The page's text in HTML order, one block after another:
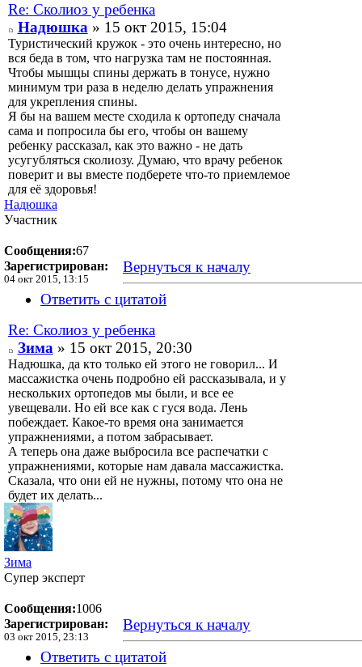
Re: Сколиоз у ребенка
Надюшка» 15 окт 2015, 15:04
Туристический кружок - это очень интересно, но
вся беда в том, что нагрузка там не постоянная.
Чтобы мышцы спины держать в тонусе, нужно
минимум три раза в неделю делать упражнения
для укрепления спины.
Я бы на вашем месте сходила к ортопеду сначала
сама и попросила бы его, чтобы он вашему
ребенку рассказал, как это важно - не дать
усугубляться сколиозу. Думаю, что врачу ребенок
поверит и вы вместе подберете что-то приемлемое
для её здоровья!
Надюшка
Участник
Сообщения:67
Зарегистрирован:
04 окт 2015, 13:15
Вернуться к началу
Ответить с цитатой
Re: Сколиоз у ребенка
Зима» 15 окт 2015, 20:30
Надюшка, да кто только ей этого не говорил... И
массажистка очень подробно ей рассказывала, и у
нескольких ортопедов мы были, и все ее
увещевали. Но ей все как с гуся вода. Лень
побеждает. Какое-то время она занимается
упражнениями, а потом забрасывает.
А теперь она даже выбросила все распечатки с
упражнениями, которые нам давала массажистка.
Сказала, что они ей не нужны, потому что она не
будет их делать...
Зима
Супер эксперт
Сообщения:1006
Зарегистрирован:
03 окт 2015, 23:13
Вернуться к началу
Ответить с цитатой